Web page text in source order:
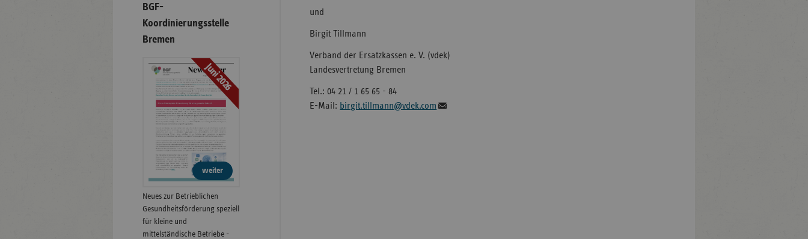
und
Birgit Tillmann
Verband der Ersatzkassen e. V. (vdek)
Landesvertretung Bremen
Tel.: 04 21 / 1 65 65 - 84
E-Mail: birgit.tillmann@vdek.com
BGF-
Koordinierungsstelle
Bremen
Juni 2026
weiter
Neues zur Betrieblichen
Gesundheitsförderung speziell
für kleine und
mittelständische Betriebe -